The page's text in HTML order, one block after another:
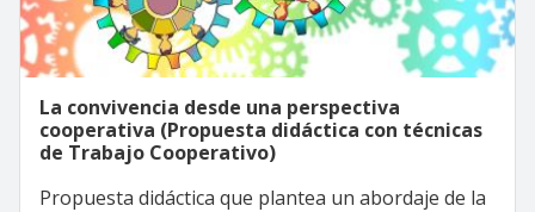
La convivencia desde una perspectiva
cooperativa (Propuesta didáctica con técnicas
de Trabajo Cooperativo)
Propuesta didáctica que plantea un abordaje de la